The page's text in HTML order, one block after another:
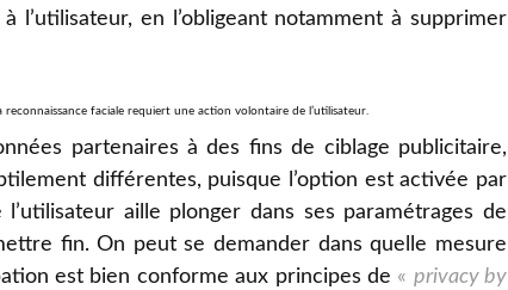
l’utilisateur, en l’obligeant notamment à supprimer
reconnaissance faciale requiert une action volontaire de l’utilisateur.
partenaires à des fins de ciblage publicitaire,
différentes, puisque l’option est activée par
aille plonger dans ses paramétrages de
fin. On peut se demander dans quelle mesure
est bien conforme aux principes de « privacy by